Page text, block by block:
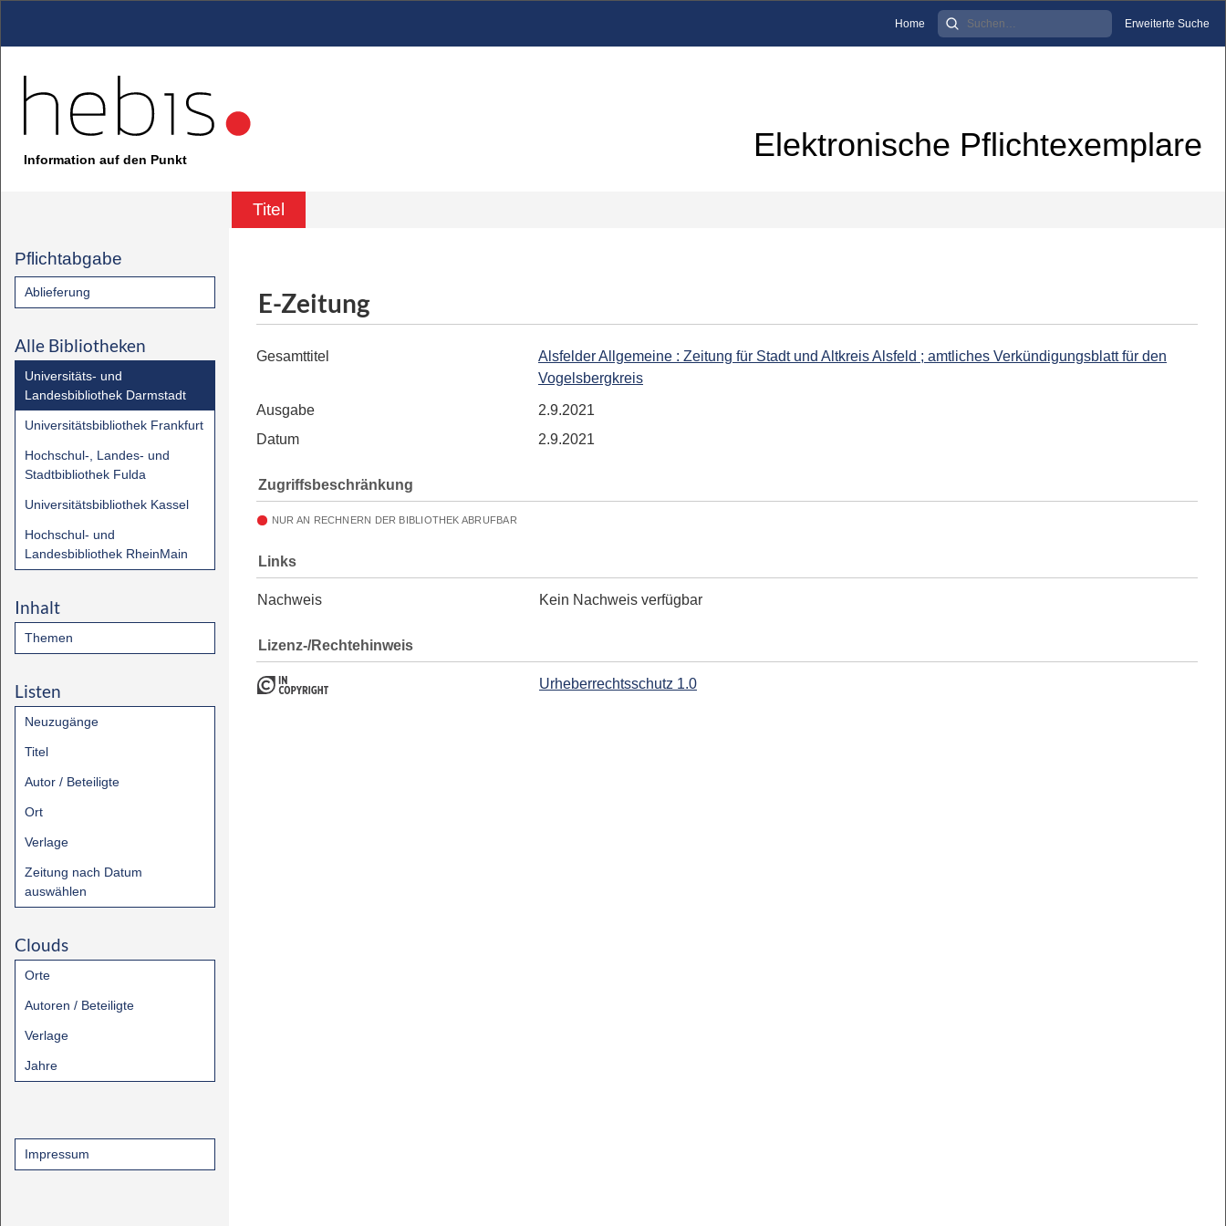
Home Erweiterte Suche
Information auf den Punkt Elektronische Pflichtexemplare
Titel
Pflichtabgabe
Ablieferung
Alle Bibliotheken
Universitäts- und
Landesbibliothek Darmstadt
Universitätsbibliothek Frankfurt
Hochschul-, Landes- und
Stadtbibliothek Fulda
Universitätsbibliothek Kassel
Hochschul- und
Landesbibliothek RheinMain
Inhalt
Themen
Listen
Neuzugänge
Titel
Autor / Beteiligte
Ort
Verlage
Zeitung nach Datum
auswählen
Clouds
Orte
Autoren / Beteiligte
Verlage
Jahre
Impressum
E-Zeitung
Gesamttitel
Alsfelder Allgemeine : Zeitung für Stadt und Altkreis Alsfeld ; amtliches Verkündigungsblatt für den
Vogelsbergkreis
Ausgabe
2.9.2021
Datum
2.9.2021
Zugriffsbeschränkung
NUR AN RECHNERN DER BIBLIOTHEK ABRUFBAR
Links
Nachweis Kein Nachweis verfügbar
Lizenz-/Rechtehinweis
Urheberrechtsschutz 1.0